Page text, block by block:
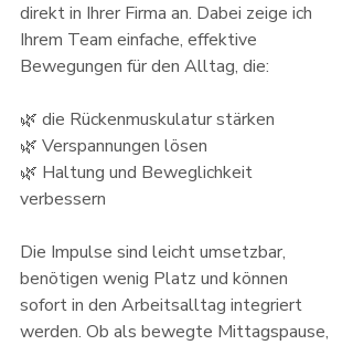
direkt in Ihrer Firma an. Dabei zeige ich
Ihrem Team einfache, effektive
Bewegungen für den Alltag, die:
🌿 die Rückenmuskulatur stärken
🌿 Verspannungen lösen
🌿 Haltung und Beweglichkeit
verbessern
Die Impulse sind leicht umsetzbar,
benötigen wenig Platz und können
sofort in den Arbeitsalltag integriert
werden. Ob als bewegte Mittagspause,